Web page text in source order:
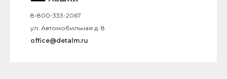
8-800-333-2067
ул. Автомобильная д. 8
office@detalm.ru